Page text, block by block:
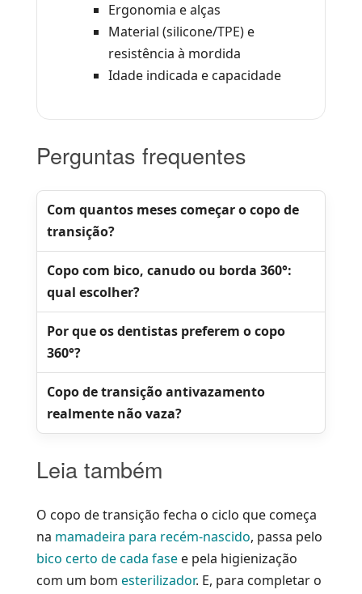
Ergonomia e alças
Material (silicone/TPE) e
resistência à mordida
Idade indicada e capacidade
Perguntas frequentes
Com quantos meses começar o copo de
transição?
Copo com bico, canudo ou borda 360°:
qual escolher?
Por que os dentistas preferem o copo
360°?
Copo de transição antivazamento
realmente não vaza?
Leia também
O copo de transição fecha o ciclo que começa
na mamadeira para recém-nascido, passa pelo
bico certo de cada fase e pela higienização
com um bom esterilizador. E, para completar o